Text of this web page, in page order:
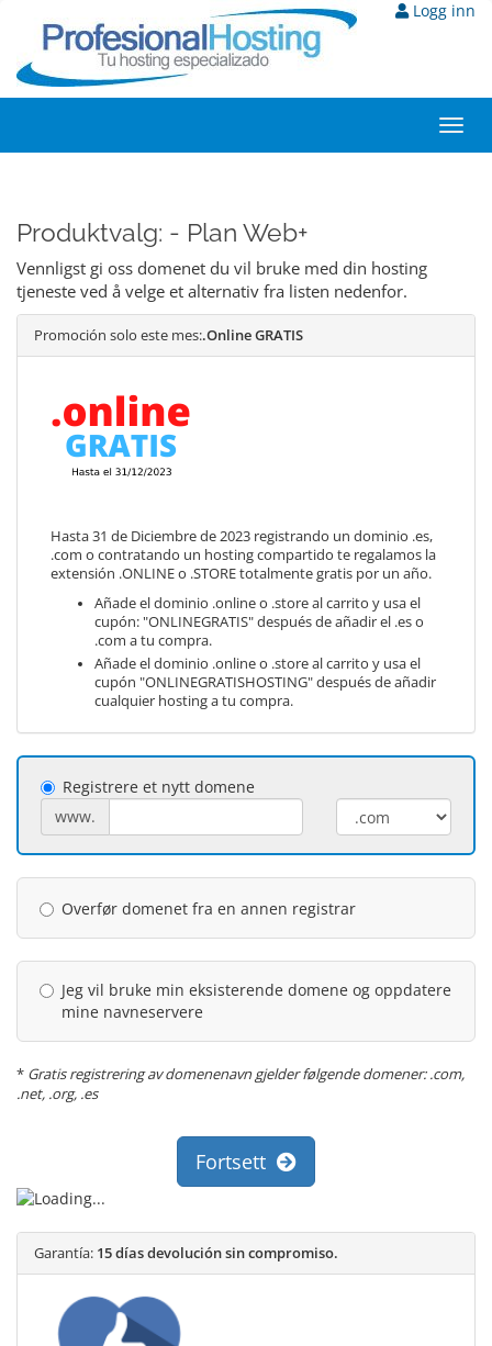
Logg inn
Produktvalg: - Plan Web+
Vennligst gi oss domenet du vil bruke med din hosting
tjeneste ved å velge et alternativ fra listen nedenfor.
Promoción solo este mes:.Online GRATIS
Hasta 31 de Diciembre de 2023 registrando un dominio .es,
.com o contratando un hosting compartido te regalamos la
extensión .ONLINE o .STORE totalmente gratis por un año.
Añade el dominio .online o .store al carrito y usa el
cupón: "ONLINEGRATIS" después de añadir el .es o
.com a tu compra.
Añade el dominio .online o .store al carrito y usa el
cupón "ONLINEGRATISHOSTING" después de añadir
cualquier hosting a tu compra.
Registrere et nytt domene
www.
Overfør domenet fra en annen registrar
Jeg vil bruke min eksisterende domene og oppdatere
mine navneservere
* Gratis registrering av domenenavn gjelder følgende domener: .com,
.net, .org, .es
Fortsett
Garantía: 15 días devolución sin compromiso.